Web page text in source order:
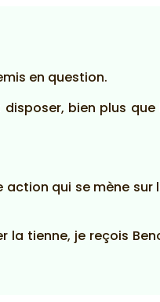
en question.
bien plus
qui se mène sur
tienne, je reçois Benoît